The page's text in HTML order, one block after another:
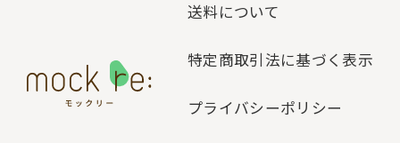
送料について
特定商取引法に基づく表示
プライバシーポリシー